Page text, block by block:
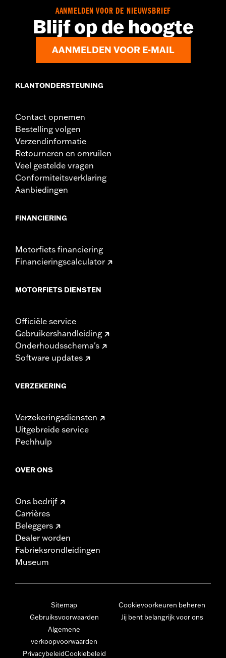
GARANTIE: 2 jaar beperkte garantie - Ga naar
www.h-
d.com/garantie
voor meer info
Geïmporteerd
AANMELDEN VOOR DE NIEUWSBRIEF
Blijf op de hoogte
AANMELDEN VOOR E-MAIL
KLANTONDERSTEUNING
Contact opnemen
Bestelling volgen
Verzendinformatie
Retourneren en omruilen
Veel gestelde vragen
Conformiteitsverklaring
Aanbiedingen
FINANCIERING
Motorfiets financiering
Financieringscalculator
MOTORFIETS DIENSTEN
Officiële service
Gebruikershandleiding
Onderhoudsschema's
Software updates
VERZEKERING
Verzekeringsdiensten
Uitgebreide service
Pechhulp
OVER ONS
Ons bedrijf
Carrières
Beleggers
Dealer worden
Fabrieksrondleidingen
Museum
Sitemap
Gebruiksvoorwaarden
Algemene
verkoopvoorwaarden
PrivacybeleidCookiebeleid
Cookievoorkeuren beheren
Jij bent belangrijk voor ons